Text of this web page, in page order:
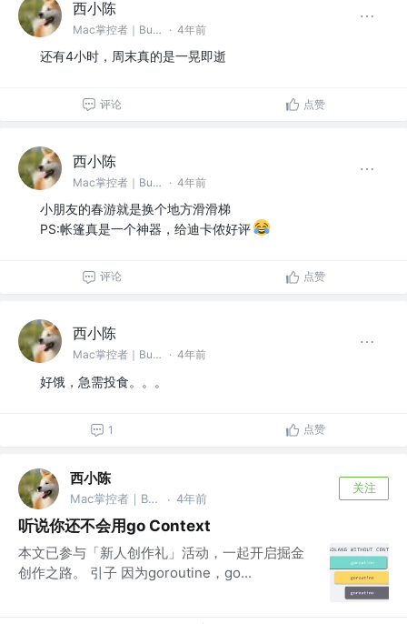
西小陈
Mac掌控者｜Bug缔造和毁灭者 @中通科技 · 4年前
还有4小时，周末真的是一晃即逝
评论 点赞
西小陈
Mac掌控者｜Bug缔造和毁灭者 @中通科技 · 4年前
小朋友的春游就是换个地方滑滑梯
PS:帐篷真是一个神器，给迪卡侬好评
评论 点赞
西小陈
Mac掌控者｜Bug缔造和毁灭者 @中通科技 · 4年前
好饿，急需投食。。。
1 点赞
西小陈
Mac掌控者｜Bug缔造和毁灭者 @中通科技 · 4年前
关注
听说你还不会用go Context
本文已参与「新人创作礼」活动，一起开启掘金
创作之路。 引子 因为goroutine，go...